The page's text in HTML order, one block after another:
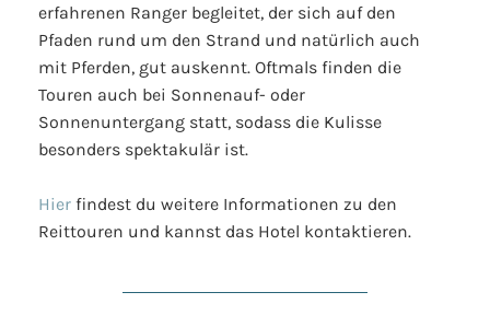
erfahrenen Ranger begleitet, der sich auf den
Pfaden rund um den Strand und natürlich auch
mit Pferden, gut auskennt. Oftmals finden die
Touren auch bei Sonnenauf- oder
Sonnenuntergang statt, sodass die Kulisse
besonders spektakulär ist.
Hier findest du weitere Informationen zu den
Reittouren und kannst das Hotel kontaktieren.